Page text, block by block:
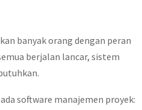
banyak orang dengan peran
berjalan lancar, sistem
software manajemen proyek: